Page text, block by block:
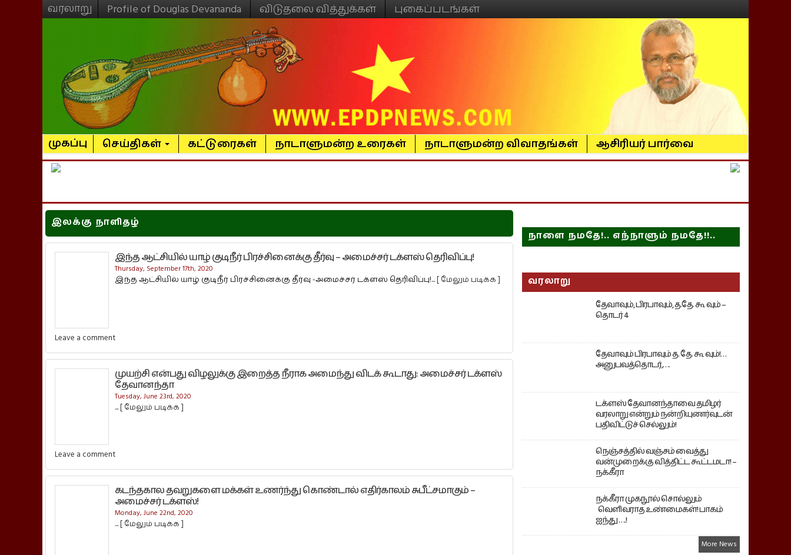
வரலாறு Profile of Douglas Devananda விடுதலை வித்துக்கள் புகைப்படங்கள்
முகப்பு செய்திகள் கட்டுரைகள் நாடாளுமன்ற உரைகள் நாடாளுமன்ற விவாதங்கள் ஆசிரியர் பார்வை
இலக்கு நாளிதழ்
இந்த ஆட்சியில் யாழ் குடிநீர் பிரச்சினைக்கு தீர்வு – அமைச்சர் டக்ளஸ் தெரிவிப்பு!
Thursday, September 17th, 2020
இந்த ஆட்சியில் யாழ் குடிநீர் பிரச்சினைக்கு தீர்வு -அமைச்சர் டக்ளஸ் தெரிவிப்பு!...[ மேலும் படிக்க ]
Leave a comment
முயற்சி என்பது விழலுக்கு இறைத்த நீராக அமைந்து விடக் கூடாது: அமைச்சர் டக்ளஸ்
தேவானந்தா
Tuesday, June 23rd, 2020
...[ மேலும் படிக்க ]
Leave a comment
கடந்தகால தவறுகளை மக்கள் உணர்ந்து கொண்டால் எதிர்காலம் சுபீட்சமாகும் –
அமைச்சர் டக்ளஸ்!
Monday, June 22nd, 2020
...[ மேலும் படிக்க ]
நாளை நமதே!.. எந்நாளும் நமதே!!..
வரலாறு
தேவாவும், பிரபாவும், த.தே. கூ வும் –
தொடர் 4
தேவாவும் பிரபாவும் த. தே. கூ வும்!…
அனுபவத்தொடர்,….
டக்ளஸ் தேவானந்தாவை தமிழர்
வரலாறு என்றும் நன்றியுணர்வுடன்
பதிவிட்டுச் செல்லும்!
நெஞ்சத்தில் வஞ்சம் வைத்து
வன்முறைக்கு வித்திட்ட கூட்டமடா! –
நக்கீரா
நக்கீரா முகநூல் சொல்லும்
வெளிவராத உண்மைகள்! பாகம்
ஐந்து ….!
More News